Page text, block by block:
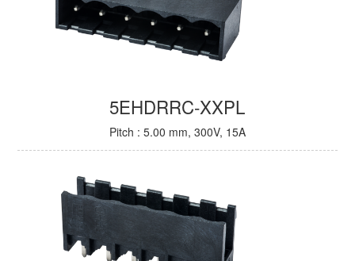
5EHDRRC-XXPL
Pitch : 5.00 mm, 300V, 15A